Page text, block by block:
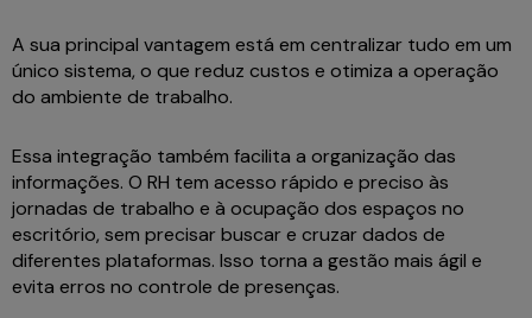
A sua principal vantagem está em centralizar tudo em um
único sistema, o que reduz custos e otimiza a operação
do ambiente de trabalho.
Essa integração também facilita a organização das
informações. O RH tem acesso rápido e preciso às
jornadas de trabalho e à ocupação dos espaços no
escritório, sem precisar buscar e cruzar dados de
diferentes plataformas. Isso torna a gestão mais ágil e
evita erros no controle de presenças.